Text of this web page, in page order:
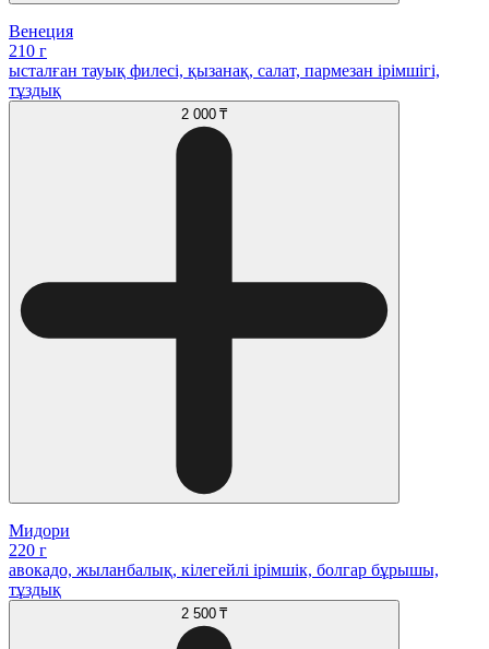
Венеция
210 г
ысталған тауық филесі, қызанақ, салат, пармезан ірімшігі,
тұздық
2 000 ₸
Мидори
220 г
авокадо, жыланбалық, кілегейлі ірімшік, болгар бұрышы,
тұздық
2 500 ₸